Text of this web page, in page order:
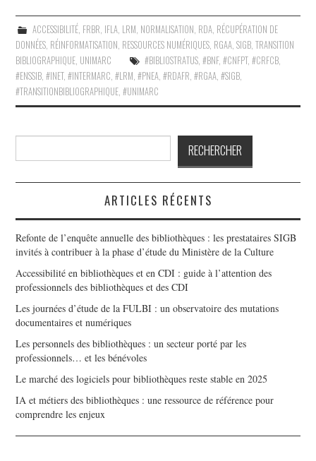
ACCESSIBILITÉ, FRBR, IFLA, LRM, NORMALISATION, RDA, RÉCUPÉRATION DE
DONNÉES, RÉINFORMATISATION, RESSOURCES NUMÉRIQUES, RGAA,SIGB,TRANSITION
BIBLIOGRAPHIQUE, UNIMARC #BIBLIOSTRATUS, #BNF, #CNFPT, #CRFCB,
#ENSSIB,#INET,#INTERMARC,#LRM,#PNEA,#RDAFR,#RGAA,#SIGB,
#TRANSITIONBIBLIOGRAPHIQUE,#UNIMARC
RECHERCHER
ARTICLES RÉCENTS
Refonte de l’enquête annuelle des bibliothèques : les prestataires SIGB
invités à contribuer à la phase d’étude du Ministère de la Culture
Accessibilité en bibliothèques et en CDI : guide à l’attention des
professionnels des bibliothèques et des CDI
Les journées d’étude de la FULBI : un observatoire des mutations
documentaires et numériques
Les personnels des bibliothèques : un secteur porté par les
professionnels… et les bénévoles
Le marché des logiciels pour bibliothèques reste stable en 2025
IA et métiers des bibliothèques : une ressource de référence pour
comprendre les enjeux